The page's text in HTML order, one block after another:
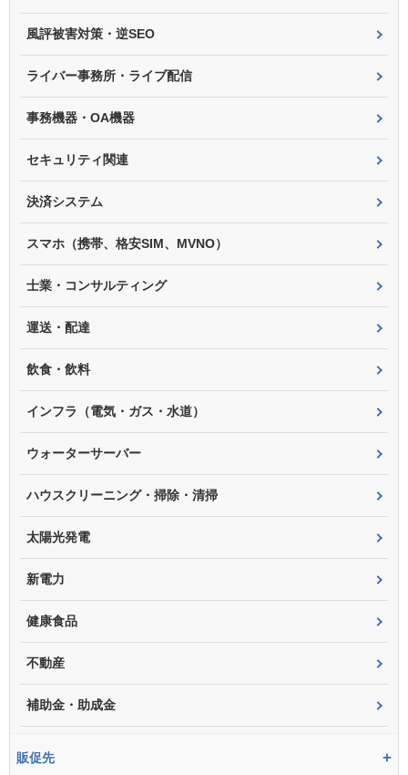
風評被害対策・逆SEO
ライバー事務所・ライブ配信
事務機器・OA機器
セキュリティ関連
決済システム
スマホ（携帯、格安SIM、MVNO）
士業・コンサルティング
運送・配達
飲食・飲料
インフラ（電気・ガス・水道）
ウォーターサーバー
ハウスクリーニング・掃除・清掃
太陽光発電
新電力
健康食品
不動産
補助金・助成金
販促先 +